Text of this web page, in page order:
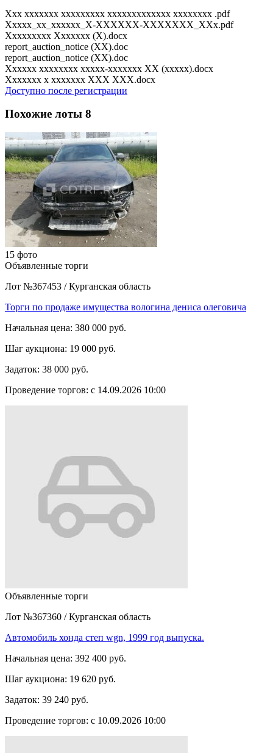
Xxx xxxxxxx xxxxxxxxx xxxxxxxxxxxxx xxxxxxxx .pdf
Xxxxx_xx_xxxxxx_X-XXXXXX-XXXXXXX_XXx.pdf
Xxxxxxxxx Xxxxxxx (X).docx
report_auction_notice (XX).doc
report_auction_notice (XX).doc
Xxxxxx xxxxxxxx xxxxx-xxxxxxx XX (xxxxx).docx
Xxxxxxx x xxxxxxx XXX XXX.docx
Доступно после регистрации
Похожие лоты 8
15 фото
Объявленные торги
Лот №367453 / Курганская область
Торги по продаже имущества вологина дениса олеговича
Начальная цена: 380 000 руб.
Шаг аукциона: 19 000 руб.
Задаток: 38 000 руб.
Проведение торгов: с 14.09.2026 10:00
Объявленные торги
Лот №367360 / Курганская область
Автомобиль хонда степ wgn, 1999 год выпуска.
Начальная цена: 392 400 руб.
Шаг аукциона: 19 620 руб.
Задаток: 39 240 руб.
Проведение торгов: с 10.09.2026 10:00